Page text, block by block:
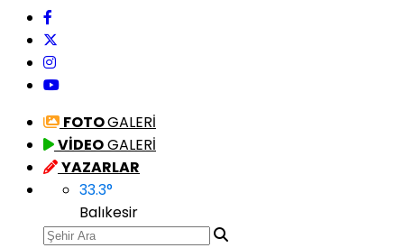
FOTOGALERİ
VİDEOGALERİ
YAZARLAR
33.3°
Balıkesir